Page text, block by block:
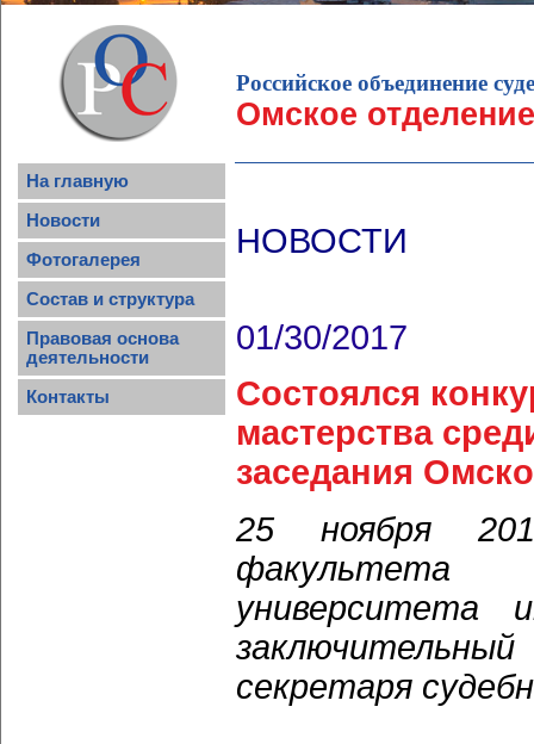
Российское объединение
Омское отделение
На главную
Новости
Фотогалерея
Состав и структура
Правовая основа
деятельности
Контакты
НОВОСТИ
01/30/2017
Состоялся
мастерства
заседания
25 ноября
факультета
университета
секретаря